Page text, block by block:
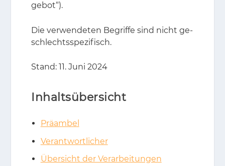
ge­bot“).
Die ver­wen­de­ten Be­grif­fe sind nicht ge­
schlechts­spe­zi­fisch.
Stand: 11. Juni 2024
Inhaltsübersicht
Präambel
Verantwortlicher
Übersicht der Verarbeitungen